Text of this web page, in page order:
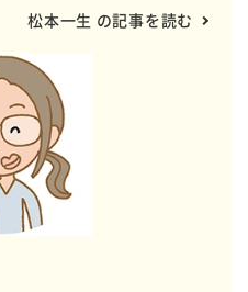
松本一生 の記事を読む